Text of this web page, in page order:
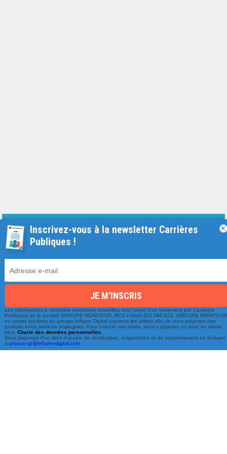
Une équipe à votre écoute
du lundi au vendredi de 9h à 17h
info@carrieres-publiques.com
Inscrivez-vous à la newsletter Carrières
Publiques !
Les informations à caractère personnel recueillies font l'objet d'un traitement par Carrières
Publiques de la société GROUPE MONITEUR, RCS Créteil 403.080.823. GROUPE MONITEUR
ou toutes sociétés du groupe Infopro Digital pourront les utiliser afin de vous proposer des
produits et/ou services analogues. Pour exercer vos droits, vous y opposer ou pour en savoir
plus:Charte des données personnelles.
Vous disposez d'un droit d'accès, de rectification, d'opposition et de consentement en écrivant
àprivacy-cp@infopro-digital.com
×